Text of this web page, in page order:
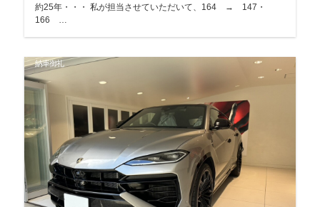
約25年・・・ 私が担当させていただいて、164 → 147・
166 …
納車御礼